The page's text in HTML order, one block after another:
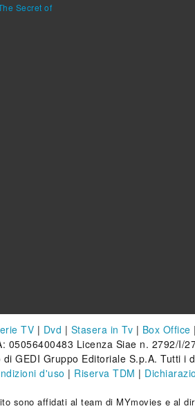
Secret of
TV | Dvd | Stasera in Tv | Box Office |
05056400483 Licenza Siae n. 2792/I/
GEDI Gruppo Editoriale S.p.A. Tutti
d'uso | Riserva TDM |
sono affidati al team di MYmovies e al